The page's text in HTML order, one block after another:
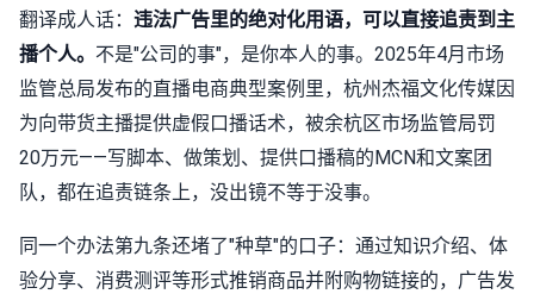
翻译成人话： 违法广告里的绝对化用语，可以直接追责到主
播个人。 不是"公司的事"，是你本人的事。2025年4月市场
监管总局发布的直播电商典型案例里，杭州杰福文化传媒因
为向带货主播提供虚假口播话术，被余杭区市场监管局罚
20万元——写脚本、做策划、提供口播稿的MCN和文案团
队，都在追责链条上，没出镜不等于没事。
同一个办法第九条还堵了"种草"的口子：通过知识介绍、体
验分享、消费测评等形式推销商品并附购物链接的，广告发